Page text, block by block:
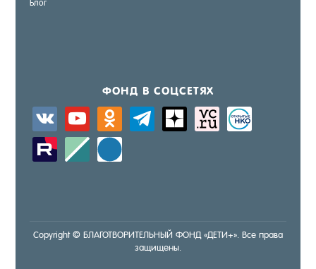
Блог
ФОНД В СОЦ­СЕ­ТЯХ
vkontakteyoutube odnoklassnikitelegramzen-
sitemap activity
zerply standardwindows
Copyright © БЛА­ГОТ­ВО­РИТЕЛЬ­НЫЙ ФОНД «ДЕ­ТИ+». Все пра­ва
за­щище­ны.